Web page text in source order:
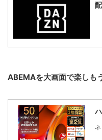
ABEMAを大画面で楽しも